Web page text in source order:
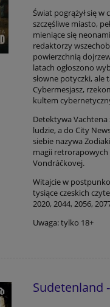
Świat pogrążył się w
szczęśliwe miasto,
mieniące się
redaktorzy
powierzchnią
latach ogłoszono
słowne potyczki, ale
Cybermesjasz,
kultem
Detektywa
ludzie, a do City
siebie nazywa
magii retrorapowych
Vondráčkovej.
Witajcie w
tysiące czeskich
2020, 2044, 2056,
Uwaga: tylko 18+
Sudetenland